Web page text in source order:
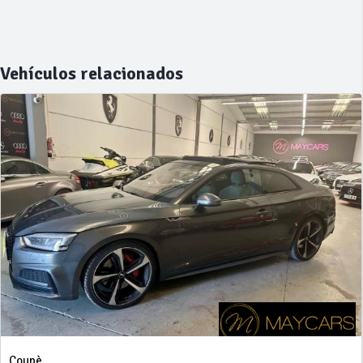
Vehículos relacionados